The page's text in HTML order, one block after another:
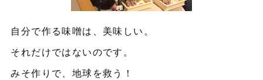
自分で作る味噌は、美味しい。
それだけではないのです。
みそ作りで、地球を救う！